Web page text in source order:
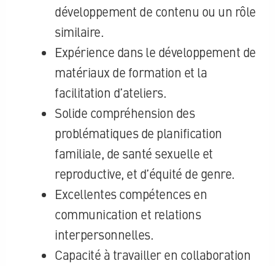
développement de contenu ou un rôle
similaire.
Expérience dans le développement de
matériaux de formation et la
facilitation d’ateliers.
Solide compréhension des
problématiques de planification
familiale, de santé sexuelle et
reproductive, et d’équité de genre.
Excellentes compétences en
communication et relations
interpersonnelles.
Capacité à travailler en collaboration